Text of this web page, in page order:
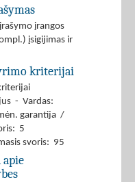
įrangos
įsigijimas ir
kriterijai
- Vardas:
garantija /
5
svoris: 95